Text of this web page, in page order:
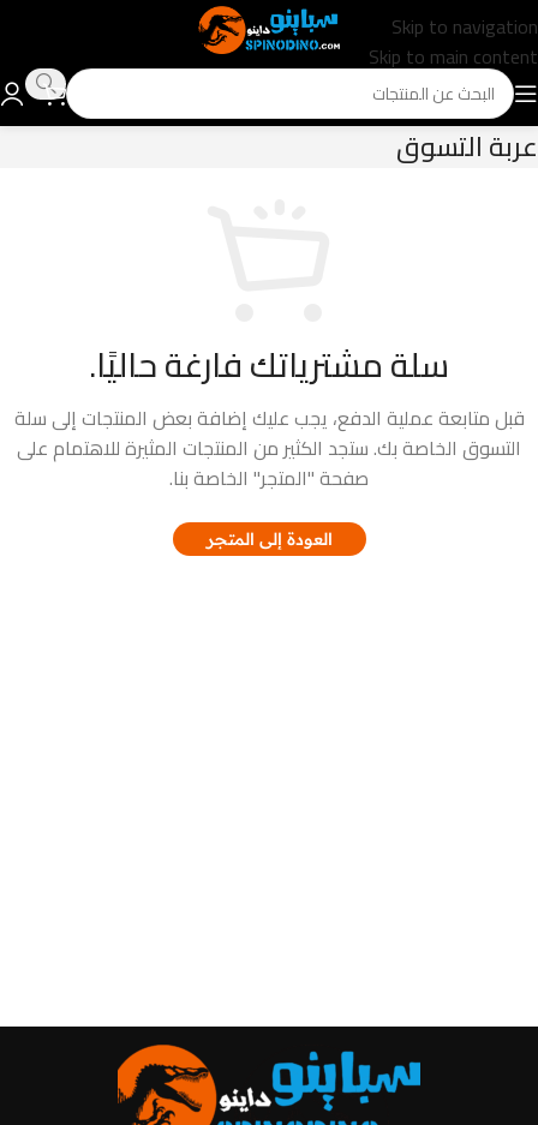
Skip to navigation
Skip to main content
عربة التسوق
سلة مشترياتك فارغة حاليًا.
قبل متابعة عملية الدفع، يجب عليك إضافة بعض المنتجات إلى سلة
التسوق الخاصة بك.ستجد الكثير من المنتجات المثيرة للاهتمام على
صفحة "المتجر" الخاصة بنا.
العودة إلى المتجر